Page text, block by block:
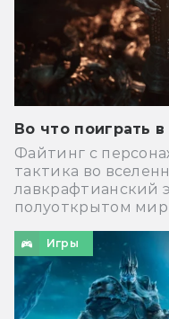
Во что поиграть в
Файтинг с
тактика во
лавкрафтианский
полуоткрытом
Игры